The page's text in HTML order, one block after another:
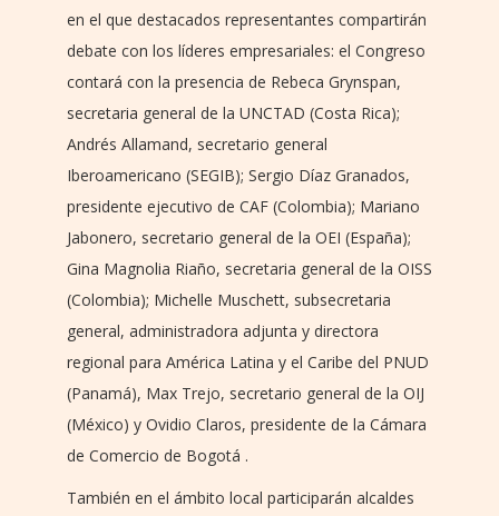
en el que destacados representantes compartirán
debate con los líderes empresariales: el Congreso
contará con la presencia de Rebeca Grynspan,
secretaria general de la UNCTAD (Costa Rica);
Andrés Allamand, secretario general
Iberoamericano (SEGIB); Sergio Díaz Granados,
presidente ejecutivo de CAF (Colombia); Mariano
Jabonero, secretario general de la OEI (España);
Gina Magnolia Riaño, secretaria general de la OISS
(Colombia); Michelle Muschett, subsecretaria
general, administradora adjunta y directora
regional para América Latina y el Caribe del PNUD
(Panamá), Max Trejo, secretario general de la OIJ
(México) y Ovidio Claros, presidente de la Cámara
de Comercio de Bogotá .
También en el ámbito local participarán alcaldes